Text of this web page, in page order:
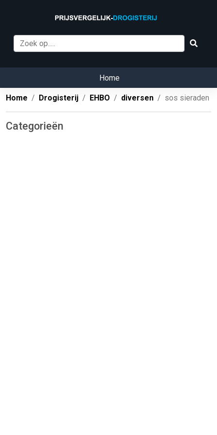
Home
Home Drogisterij EHBO diversen sos sieraden
Categorieën